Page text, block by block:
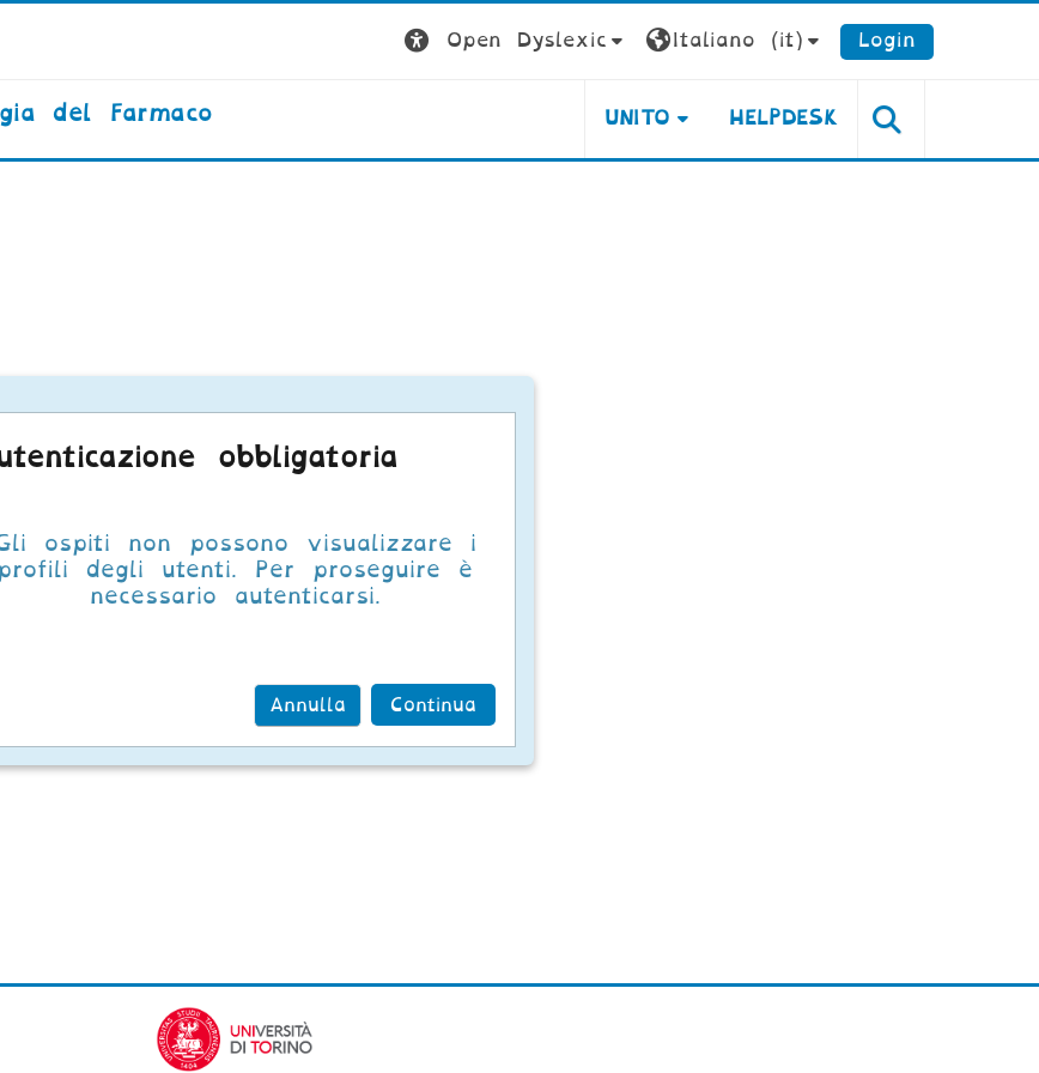
Open Dyslexic
Italiano ‎(it)‎ Login
del Farmaco UNITO HELPDESK
obbligatoria
ospiti non possono visualizzare i
profili degli utenti. Per proseguire è
necessario autenticarsi.
Annulla Continua